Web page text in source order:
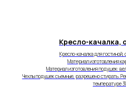
Кресло-качалка,
Кресло-качалка для гостиной,
Материал изготовления
Материал изготовления подушек:
Чехлы подушек съемные, разрешено стирать.
температуре
© 2024-2026 Мастер